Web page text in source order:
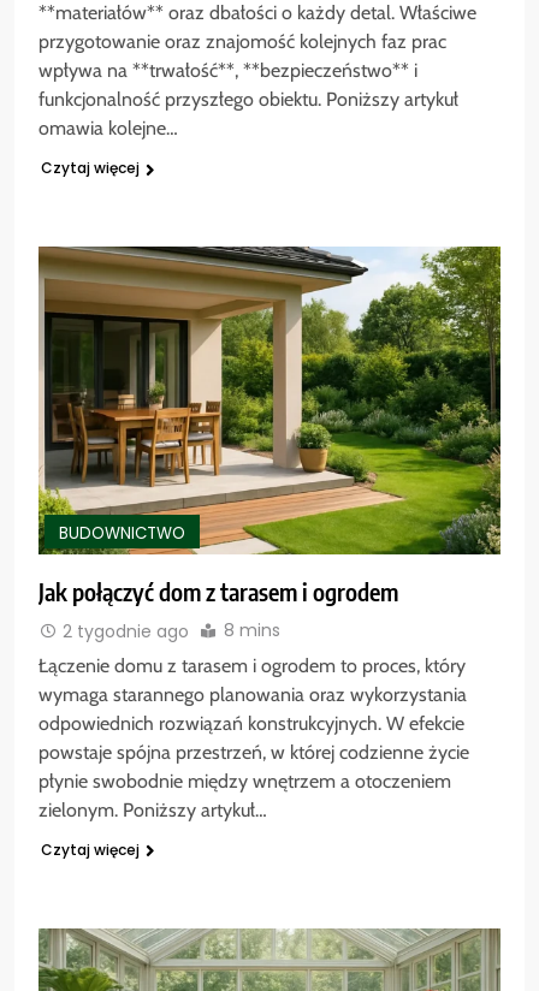
**materiałów** oraz dbałości o każdy detal. Właściwe
przygotowanie oraz znajomość kolejnych faz prac
wpływa na **trwałość**, **bezpieczeństwo** i
funkcjonalność przyszłego obiektu. Poniższy artykuł
omawia kolejne…
Czytaj więcej
BUDOWNICTWO
Jak połączyć dom z tarasem i ogrodem
2 tygodnie ago 8 mins
Łączenie domu z tarasem i ogrodem to proces, który
wymaga starannego planowania oraz wykorzystania
odpowiednich rozwiązań konstrukcyjnych. W efekcie
powstaje spójna przestrzeń, w której codzienne życie
płynie swobodnie między wnętrzem a otoczeniem
zielonym. Poniższy artykuł…
Czytaj więcej